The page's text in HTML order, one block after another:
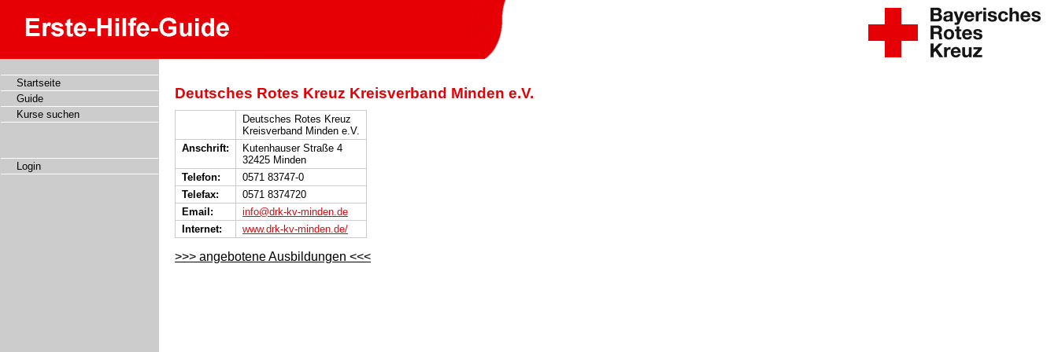
Startseite
Guide
Kurse suchen
Login
Deutsches Rotes Kreuz Kreisverband Minden e.V.
Deutsches Rotes Kreuz
Kreisverband Minden e.V.
Anschrift:
Kutenhauser Straße 4
32425 Minden
Telefon:
0571 83747-0
Telefax:
0571 8374720
Email:
info@drk-kv-minden.de
Internet:
www.drk-kv-minden.de/
>>> angebotene Ausbildungen <<<